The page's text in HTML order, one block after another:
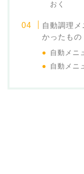
おく
自動調理
かったもの
自動メニ
自動メニ